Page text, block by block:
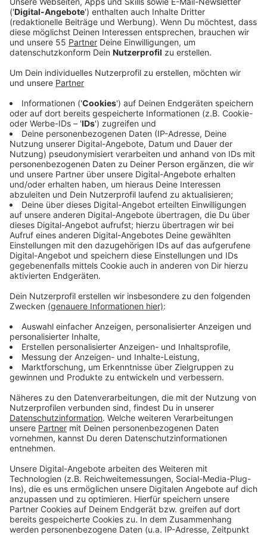
Nach nun bereits 5 Jahren als Juror bei The Voice UK
und einer fast gleichlangen Pause mit eigener Musik,
hat Olly jetzt neues Material für Fans. "Die Of A
Broken Heart" ist laut Murs selbst ein Song mit
Seine bisherig veröffentlichten Alben sind bis heute
mehrfach mit Platin ausgezeichnet, erzielten hunderte
Millionen Streams und Videoaufrufe. Für seine Touren
verkaufte Olly Murs knapp zwei Millionen Tickets. Mit
der neuen Single bringt er sich wieder in Stellung für
neue Konzerte.
Anzeige
Wir benötigen Ihre
Zustimmung, um den YouTube
Video-Service zu laden!
Wir verwenden einen Service eines
Drittanbieters, um Videoinhalte
einzubetten. Dieser Service kann
Daten zu Ihren Aktivitäten
sammeln. Bitte lesen Sie die
Nutzung des Service zu, um dieses
Video anzusehen.
Mehr Informationen
Akzeptieren
powered byUsercentrics Consent
Management Platform
Die neue Single des Popkünstlers Olly Murs - hier bei
"Die Of A Broken Heart".
Anzeige